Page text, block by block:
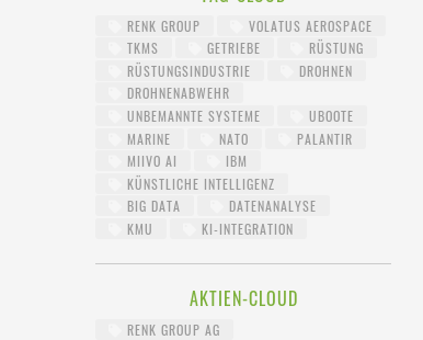
RENK GROUP
VOLATUS AEROSPACE
TKMS
GETRIEBE
RÜSTUNG
RÜSTUNGSINDUSTRIE
DROHNEN
DROHNENABWEHR
UNBEMANNTE SYSTEME
UBOOTE
MARINE
NATO
PALANTIR
MIIVO AI
IBM
KÜNSTLICHE INTELLIGENZ
BIG DATA
DATENANALYSE
KMU
KI-INTEGRATION
AKTIEN-CLOUD
RENK GROUP AG